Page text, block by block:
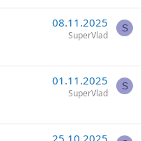
08.11.2025
SuperVlad
S
01.11.2025
SuperVlad
S
25.10.2025